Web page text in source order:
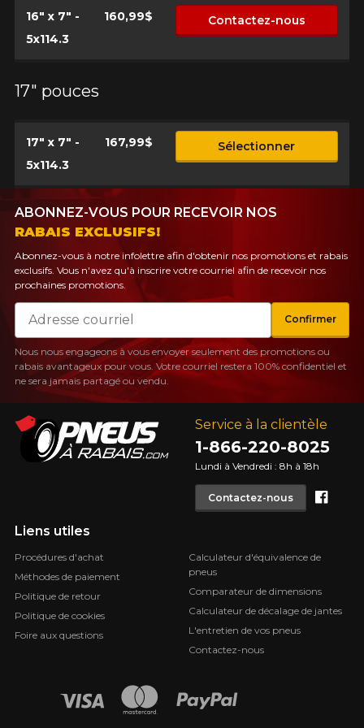
CODE PROMO
PRODUITS SÉLECTIONNÉS.
CODE PROMORABAIS10
PRODUITS SÉLECTIONNÉS.
PLUS D'INFO
16" x 7" -
5x114.3
160,99$ Contactez-nous
17" pouces
17" x 7" -
5x114.3
167,99$ Sélectionner
Service à la clientèle
1-866-220-8025
Lundi à Vendredi : 8h à 18h
Contactez-nous
Liens utiles
Procédures d'achat
Méthodes de paiement
Politique de retour
Politique de cookies
Foire aux questions
Calculateur d'équivalence de
pneus
Comparateur de dimensions
Calculateur de décalage de jantes
L'entretien de vos pneus
Contactez-nous
ABONNEZ-VOUS POUR RECEVOIR NOS
RABAIS EXCLUSIFS!
Abonnez-vous à notre infolettre afin d'obtenir nos promotions et rabais
exclusifs. Vous n'avez qu'à inscrire votre courriel afin de recevoir nos
prochaines promotions.
Courriel
Confirmer
Nous nous engageons à vous envoyer seulement des promotions ou
rabais avantageux pour vous. Votre courriel restera 100% confidentiel et
ne sera jamais partagé ou vendu.